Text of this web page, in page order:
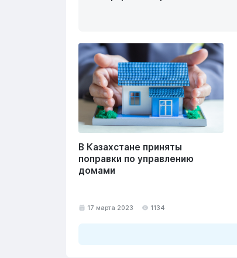
В Казахстане приняты
поправки по управлению
домами
17 марта 2023 1134